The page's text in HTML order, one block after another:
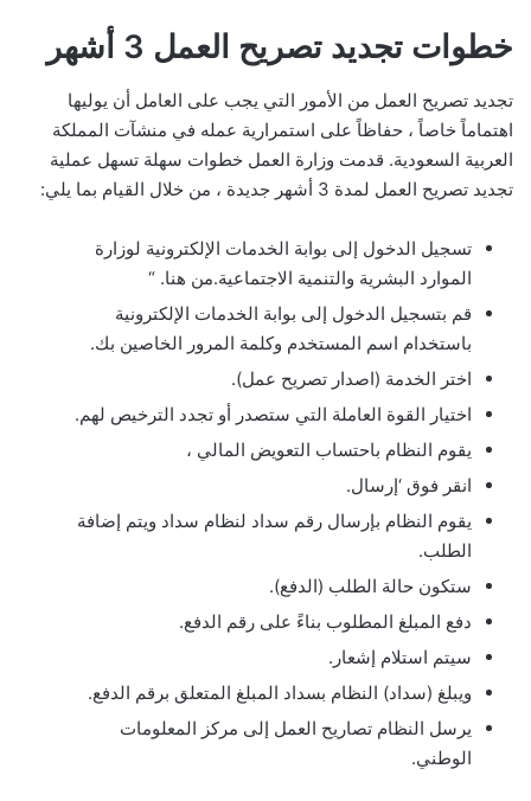
خطوات تجديد تصريح العمل 3 أشهر
تجديد تصريح العمل من الأمور التي يجب على العامل أن يوليها
اهتماماً خاصاً ، حفاظاً على استمرارية عمله في منشآت المملكة
العربية السعودية. قدمت وزارة العمل خطوات سهلة تسهل عملية
تجديد تصريح العمل لمدة 3 أشهر جديدة ، من خلال القيام بما يلي:
تسجيل الدخول إلى بوابة الخدمات الإلكترونية لوزارة
الموارد البشرية والتنمية الاجتماعية.من هنا. “
قم بتسجيل الدخول إلى بوابة الخدمات الإلكترونية
باستخدام اسم المستخدم وكلمة المرور الخاصين بك.
اختر الخدمة (اصدار تصريح عمل).
اختيار القوة العاملة التي ستصدر أو تجدد الترخيص لهم.
يقوم النظام باحتساب التعويض المالي ،
انقر فوق ‘إرسال.
يقوم النظام بإرسال رقم سداد لنظام سداد ويتم إضافة
الطلب.
ستكون حالة الطلب (الدفع).
دفع المبلغ المطلوب بناءً على رقم الدفع.
سيتم استلام إشعار.
ويبلغ (سداد) النظام بسداد المبلغ المتعلق برقم الدفع.
يرسل النظام تصاريح العمل إلى مركز المعلومات
الوطني.